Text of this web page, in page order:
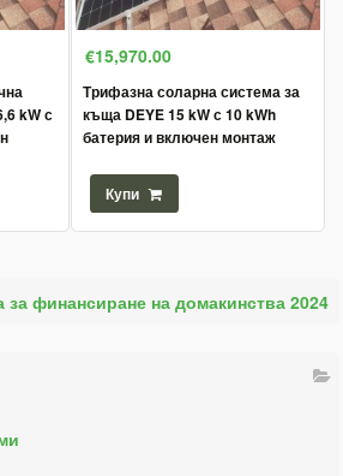
kW с
€15,970.00
Трифазна соларна система за
къща DEYE 15 kW с 10 kWh
батерия и включен монтаж
Купи
за финансиране на домакинства 2024